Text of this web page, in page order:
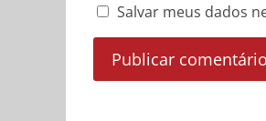
Salvar meus dados